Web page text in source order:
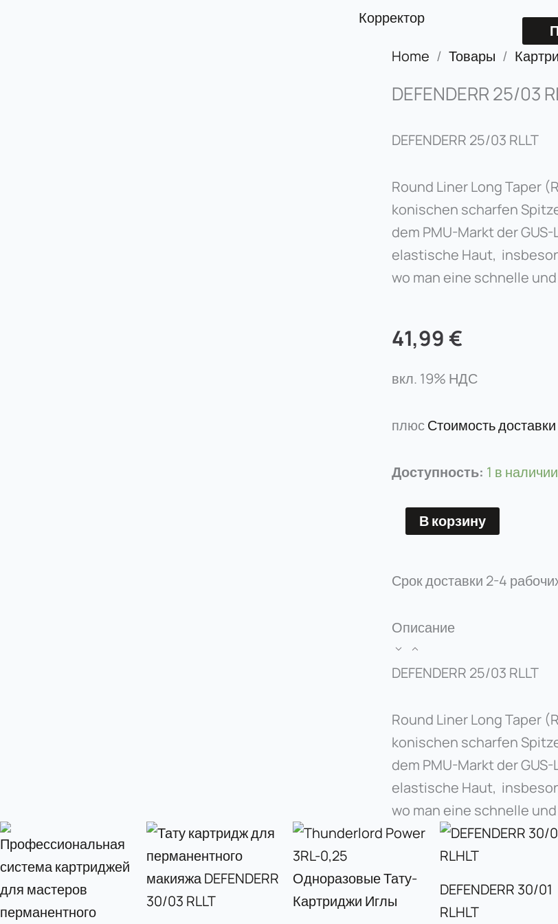
Корректор
Home / Товары /
DEFENDERR 25/03
DEFENDERR 25/03 RLLT
Round Liner Long Taper
konischen scharfen
dem PMU-Markt der
elastische Haut,
wo man eine schnelle
41,99 €
вкл. 19% НДС
плюсСтоимость доставки
Доступность: 1 в наличии
Количество
DEFENDERR
25/03
В корзину
Срок доставки 2-4
Описание
DEFENDERR 25/03 RLLT
Round Liner Long Taper
konischen scharfen
dem PMU-Markt der
elastische Haut,
wo man eine schnelle
DEFENDERR 30/01
RLHLT